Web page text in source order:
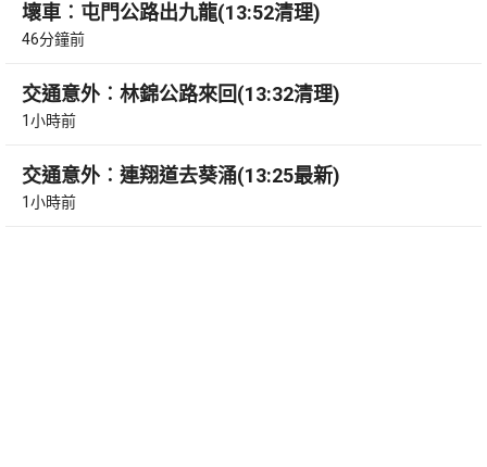
壞車︰屯門公路出九龍(13:52清理)
46分鐘前
交通意外︰林錦公路來回(13:32清理)
1小時前
交通意外︰連翔道去葵涌(13:25最新)
1小時前